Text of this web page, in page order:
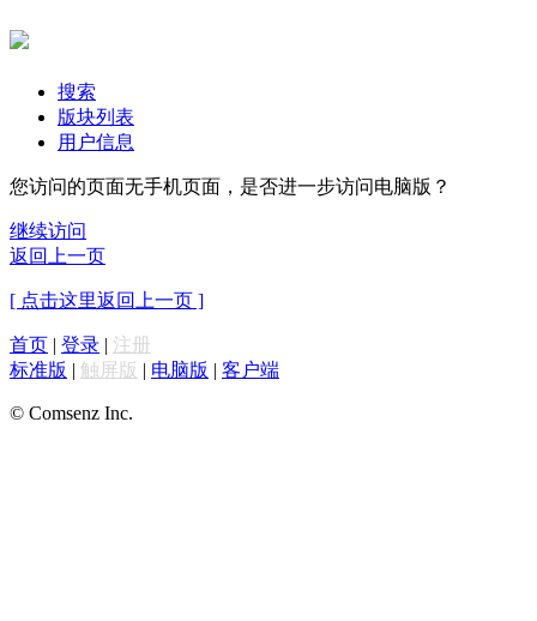
搜索
版块列表
用户信息
您访问的页面无手机页面，是否进一步访问电脑版？
继续访问
返回上一页
[ 点击这里返回上一页 ]
首页 | 登录 | 注册
标准版 | 触屏版 | 电脑版 | 客户端
© Comsenz Inc.